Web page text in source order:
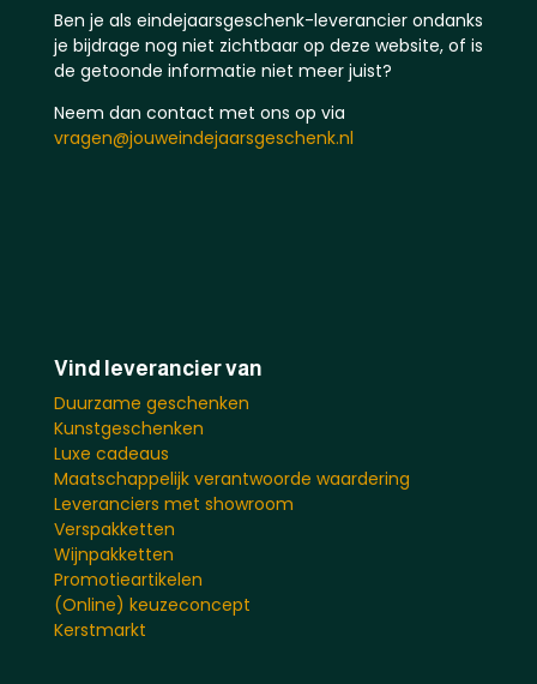
Ben je als eindejaarsgeschenk-leverancier ondanks
je bijdrage nog niet zichtbaar op deze website, of is
de getoonde informatie niet meer juist?
Neem dan contact met ons op via
vragen@jouweindejaarsgeschenk.nl
Vind leverancier van
Duurzame geschenken
Kunstgeschenken
Luxe cadeaus
Maatschappelijk verantwoorde waardering
Leveranciers met showroom
Verspakketten
Wijnpakketten
Promotieartikelen
(Online) keuzeconcept
Kerstmarkt